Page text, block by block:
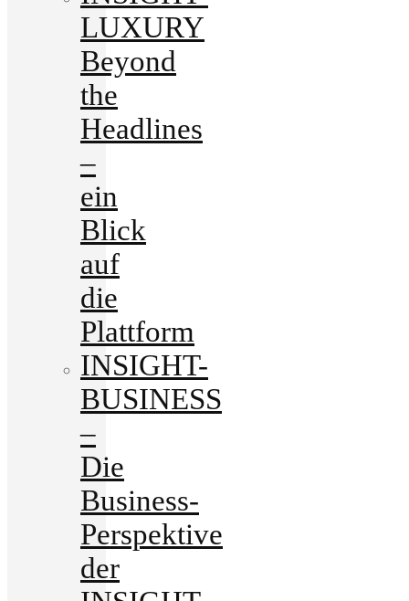
LUXURY
Beyond
the
Headlines
–
ein
Blick
auf
die
Plattform
INSIGHT-
BUSINESS
–
Die
Business-
Perspektive
der